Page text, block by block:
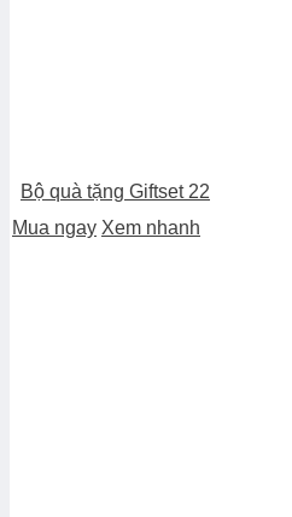
Bộ quà tặng Giftset 22
Mua ngay Xem nhanh